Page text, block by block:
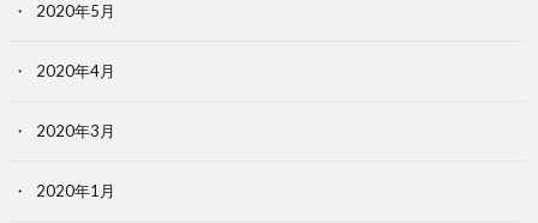
2020年5月
2020年4月
2020年3月
2020年1月